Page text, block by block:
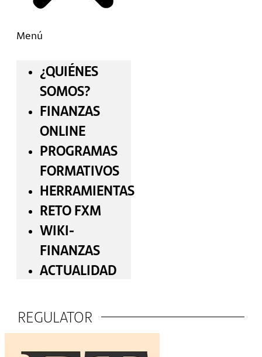
Menú
¿QUIÉNES
SOMOS?
FINANZAS
ONLINE
PROGRAMAS
FORMATIVOS
HERRAMIENTAS
RETO FXM
WIKI-
FINANZAS
ACTUALIDAD
REGULATOR